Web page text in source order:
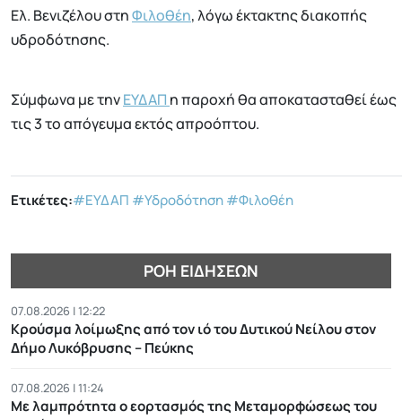
Ελ. Βενιζέλου στηΦιλοθέη, λόγω έκτακτης διακοπής
υδροδότησης.
Σύμφωνα με τηνΕΥΔΑΠ η παροχή θα αποκατασταθεί έως
τις 3 το απόγευμα εκτός απροόπτου.
Ετικέτες:#ΕΥΔΑΠ #Υδροδότηση#Φιλοθέη
ΡΟΉ ΕΙΔΉΣΕΩΝ
07.08.2026 | 12:22
Κρούσμα λοίμωξης από τον ιό του Δυτικού Νείλου στον
Δήμο Λυκόβρυσης – Πεύκης
07.08.2026 | 11:24
Με λαμπρότητα ο εορτασμός της Μεταμορφώσεως του